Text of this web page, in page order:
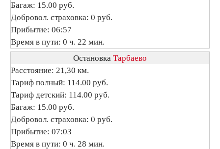
Багаж: 15.00 руб.
Добровол. страховка: 0 руб.
Прибытие: 06:57
Время в пути: 0 ч. 22 мин.
Остановка Тарбаево
Расстояние: 21,30 км.
Тариф полный: 114.00 руб.
Тариф детский: 114.00 руб.
Багаж: 15.00 руб.
Добровол. страховка: 0 руб.
Прибытие: 07:03
Время в пути: 0 ч. 28 мин.